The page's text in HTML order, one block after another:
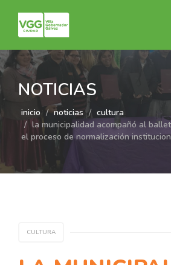
NOTICIAS
inicio noticias
cultura
la municipalidad acompañó al
el proceso de normalización
CULTURA